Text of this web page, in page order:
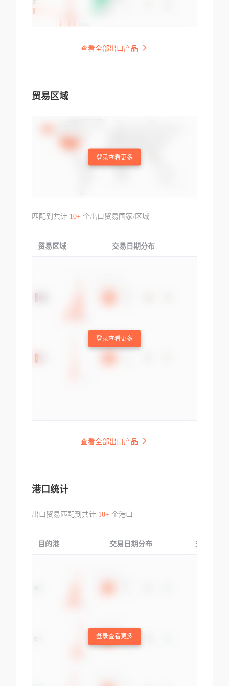
查看全部出口产品
贸易区域
登录查看更多
匹配到共计 10+个出口贸易国家/区域
贸易区域 交易日期分布
登录查看更多
查看全部出口产品
港口统计
出口贸易匹配到共计 10+个港口
目的港 交易日期分布 交易产品
登录查看更多